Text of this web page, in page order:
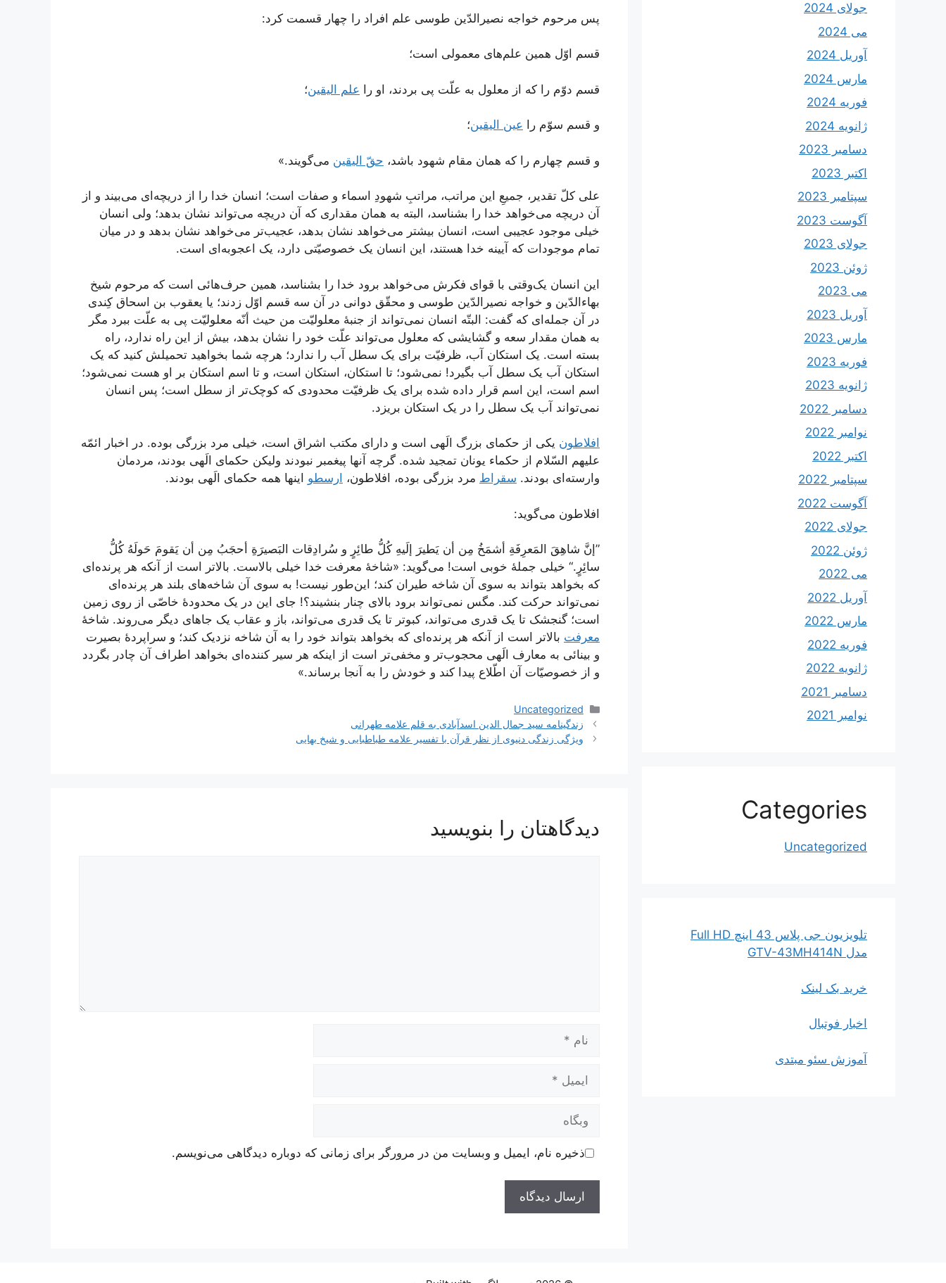
پس مرحوم خواجه نصیرالدّین طوسی علم افراد را چهار قسمت کرد:
قسم اوّل همین علم‌های معمولی است؛
قسم دوّم را که از معلول به علّت پی بردند، او را علم الیقین؛
و قسم سوّم را عین الیقین؛
و قسم چهارم را که همان مقام شهود باشد، حقّ الیقین می‌گویند.»
علی کلّ تقدیر، جمیعِ این مراتب، مراتبِ شهودِ اسماء و صفات است؛ انسان خدا را از دریچه‌ای می‌بیند و از
آن دریچه می‌خواهد خدا را بشناسد، البته به همان مقداری که آن دریچه می‌تواند نشان بدهد؛ ولی انسان
خیلی موجود عجیبی است، انسان بیشتر می‌خواهد نشان بدهد، عجیب‌تر می‌خواهد نشان بدهد و در میان
تمام موجودات که آیینه خدا هستند، این انسان یک خصوصیّتی دارد، یک اعجوبه‌ای است.
این انسان یک‌وقتی با قوای فکرش می‌خواهد برود خدا را بشناسد، همین حرف‌هائی است که مرحوم شیخ
بهاءالدّین و خواجه نصیرالدّین طوسی و محقّق دوانی در آن سه قسم اوّل زدند؛ یا یعقوب بن اسحاق کِندی
در آن جمله‌ای که گفت: البتّه انسان نمی‌تواند از جنبۀ معلولیّت من حیث أنّه معلولیّت پی به علّت ببرد مگر
به همان مقدار سعه و گشایشی که معلول می‌تواند علّت خود را نشان بدهد، بیش از این راه ندارد، راه
بسته است. یک استکان آب، ظرفیّت برای یک سطل آب را ندارد؛ هرچه شما بخواهید تحمیلش کنید که یک
استکان آب یک سطل آب بگیرد! نمی‌شود؛ تا استکان، استکان است، و تا اسم استکان بر او هست نمی‌شود؛
اسم است، این اسم قرار داده شده برای یک ظرفیّت محدودی که کوچک‌تر از سطل است؛ پس انسان
نمی‌تواند آب یک سطل را در یک استکان بریزد.
افلاطون یکی از حکمای بزرگ الَهی است و دارای مکتب اشراق است، خیلی مرد بزرگی بوده. در اخبار ائمّه
علیهم السّلام از حکماء یونان تمجید شده. گرچه آنها پیغمبر نبودند ولیکن حکمای الَهی بودند، مردمان
وارسته‌ای بودند. سقراط مرد بزرگی بوده، افلاطون، ارسطو اینها همه حکمای الَهی بودند.
افلاطون می‌گوید:
”إنَّ شاهِقَ المَعرِفَةِ أشمَخُ مِن أن یَطیرَ إلَیهِ کُلُّ طائِرٍ و سُرادِقات البَصیرَةِ أحجَبُ مِن أن یَقومَ حَولَهُ کُلُّ
سائِرٍ.“ خیلی جملۀ خوبی است! می‌گوید: «شاخۀ معرفت خدا خیلی بالاست. بالاتر است از آنکه هر پرنده‌ای
که بخواهد بتواند به سوی آن شاخه طیران کند؛ این‌طور نیست! به سوی آن شاخه‌های بلند هر پرنده‌ای
نمی‌تواند حرکت کند. مگس نمی‌تواند برود بالای چنار بنشیند؟! جای این در یک محدودۀ خاصّی از روی زمین
است؛ گنجشک تا یک قدری می‌تواند، کبوتر تا یک قدری می‌تواند، باز و عقاب یک جاهای دیگر می‌روند. شاخۀ
معرفت بالاتر است از آنکه هر پرنده‌ای که بخواهد بتواند خود را به آن شاخه نزدیک کند؛ و سراپردۀ بصیرت
و بینائی به معارف الَهی محجوب‌تر و مخفی‌تر است از اینکه هر سیر کننده‌ای بخواهد اطراف آن چادر بگردد
و از خصوصیّات آن اطّلاع پیدا کند و خودش را به آنجا برساند.»
دسته‌ها
Uncategorized
ناوبری
نوشته‌ها
زندگینامه سید جمال الدین اسدآبادی به قلم علامه طهرانی
ویژگی زندگی دنیوی از نظر قرآن با تفسیر علامه طباطبایی و شیخ بهایی
دیدگاهتان را بنویسید
ایمیل
وبگاه
ذخیره نام، ایمیل و وبسایت من در مرورگر برای زمانی که دوباره دیدگاهی می‌نویسم.
جولای 2024
می 2024
آوریل 2024
مارس 2024
فوریه 2024
ژانویه 2024
دسامبر 2023
اکتبر 2023
سپتامبر 2023
آگوست 2023
جولای 2023
ژوئن 2023
می 2023
آوریل 2023
مارس 2023
فوریه 2023
ژانویه 2023
دسامبر 2022
نوامبر 2022
اکتبر 2022
سپتامبر 2022
آگوست 2022
جولای 2022
ژوئن 2022
می 2022
آوریل 2022
مارس 2022
فوریه 2022
ژانویه 2022
دسامبر 2021
نوامبر 2021
Categories
Uncategorized
تلویزیون جی پلاس 43 اینچ Full HD
مدل GTV-43MH414N
خرید بک لینک
اخبار فوتبال
آموزش سئو مبتدی